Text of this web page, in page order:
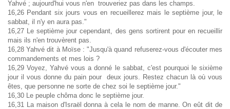
Yahvé ; aujourd'hui vous n'en trouveriez pas dans les champs.
16,26 Pendant six jours vous en recueillerez mais le septième jour, le
sabbat, il n'y en aura pas."
16,27 Le septième jour cependant, des gens sortirent pour en recueillir
mais ils n'en trouvèrent pas.
16,28 Yahvé dit à Moïse : "Jusqu'à quand refuserez-vous d'écouter mes
commandements et mes lois ?
16,29 Voyez, Yahvé vous a donné le sabbat, c'est pourquoi le sixième
jour il vous donne du pain pour deux jours. Restez chacun là où vous
êtes, que personne ne sorte de chez soi le septième jour."
16,30 Le peuple chôma donc le septième jour.
16,31 La maison d'Israël donna à cela le nom de manne. On eût dit de